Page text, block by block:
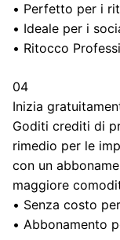
• Perfetto per i
• Ideale per i
• Ritocco
04
Inizia
Goditi crediti di
rimedio per le
con un
maggiore
• Senza costo
• Abbonamento